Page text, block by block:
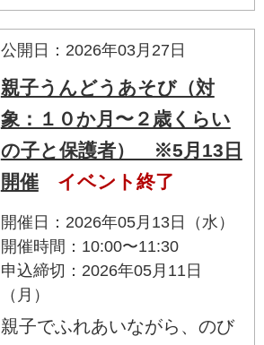
公開日：2026年03月27日
親子うんどうあそび（対
象：１０か月〜２歳くらい
の子と保護者） ※5月13日
開催
イベント終了
開催日：2026年05月13日（水）
開催時間：10:00〜11:30
申込締切：2026年05月11日
（月）
親子でふれあいながら、のび